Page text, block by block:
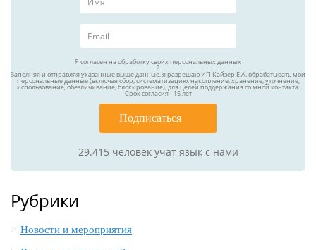
Я согласен на обработку своих персональных данных
?
Заполняя и отправляя указанные выше данные, я разрешаю ИП Кайзер Е.А. обрабатывать мои
персональные данные (включая сбор, систематизацию, накопление, хранение, уточнение,
использование, обезличивание, блокирование), для целей поддержания со мной контакта.
Срок согласия - 15 лет
Подписаться
29.415 человек учат язык с нами
Рубрики
Новости и мероприятия